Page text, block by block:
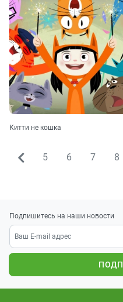
Китти не кошка
&larr;
5 6 7 8
Подпишитесь на наши новости